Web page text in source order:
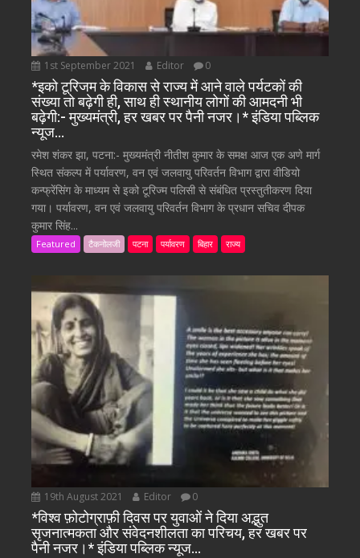
1st September 2021 Editor 0
*इको टूरिजम के विकास से राज्य में आने वाले पर्यटकों की
संख्या तो बढ़ेगी ही, साथ ही स्थानीय लोगों की आमदनी भी
बढ़ेगी:- मुख्यमंत्री, हर खबर पर पैनी नजर।* इंडिया पब्लिक
न्यूज…
रमेश शंकर झा, पटना:- मुख्यमंत्री नीतीश कुमार के समक्ष आज एक अणे मार्ग
स्थित संकल्प में पर्यावरण, वन एवं जलवायु परिवर्तन विभाग द्वारा वीडियो
कन्फ्रेंसिंग के माध्यम से इको टूरिज्म पलिसी से संबंधित प्रस्तुतीकरण दिया
गया। पर्यावरण, वन एवं जलवायु परिवर्तन विभाग के प्रधान सचिव दीपक
कुमार सिंह...
Featured टैकनोलजी पटना पर्यावरण बिहार राज्य
19th August 2021 Editor 0
*विश्व फ़ोटोग्राफ़ी दिवस पर युवाओं ने दिया अद्भुत
सृजनात्मकता और संवेदनशीलता का परिचय, हर खबर पर
पैनी नजर।* इंडिया पब्लिक न्यूज…